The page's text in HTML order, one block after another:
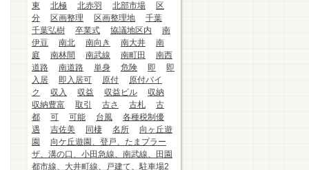
東
北極 北赤羽 北部市場
区
分
区画整理 区画整理地
千葉
千葉弘樹
卒業式 協議地区内
南
伊豆
南北 南向き 南大井
南
庭
南林間 南武線 南町田
南西
道路
南道路 単身 危険 即
即
入居
即入居可 原付
原付バイ
ク
収入 収益 収益ビル
収納
収納豊富
取引 古さ 古札
古
都
可 可能 台風
各種税制優
遇
吉佐美 同棲 名所
向ヶ丘遊
園
向ケ丘遊園、登戸、たまプラー
ザ、溝の口、小田急線、南武線、田園
都市線、大井町線、戸建て、駐車場2